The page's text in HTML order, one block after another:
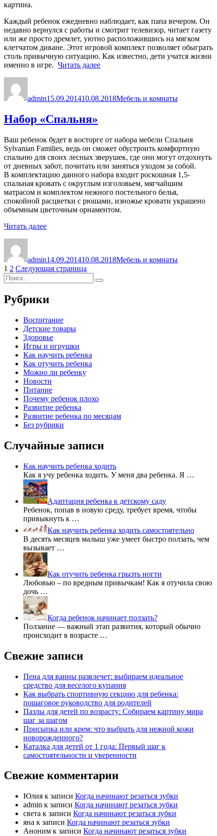
картина.
Каждый ребенок ежедневно наблюдает, как папа вечером. Он
недавно вернулся с работы и смотрит телевизор, читает газету
или же просто дремлет, уютно расположившись на мягком
клетчатом диване. Этот игровой комплект позволяет обыграть
столь привычную ситуацию. Как известно, дети учатся жизни
именно в игре. Читать далее«Папа
admin15.09.201410.08.2018Мебель и комнаты
Набор «Спальня»
Ваш ребенок будет в восторге от набора мебели Спальня
Sylvanian Families, ведь он сможет обустроить комфортную
спальню для своих лесных зверушек, где они могут отдохнуть
от дневных забот, почитать или заняться уходом за собой.
В комплектацию данного набора входит роскошная 1,5-
спальная кровать с округлым изголовьем, мягчайшим
матрасом и комплектом нежного постельного белья,
спокойной расцветки с рюшами, изножье кровати украшено
объемным цветочным орнаментом.
Читать далее«Набор
admin14.09.201410.08.2018Мебель и комнаты
Пагинация
записей
Страница
1 Страница
2 Следующая страница
Искать:
Поиск
Рубрики
Воспитание
Детские товары
Здоровье
Игры и игрушки
Как научить ребенка
Как отучить ребенка
Можно ли ребенку
Новости
Питание
Почему ребенок плохо
Развитие ребенка
Развитие ребенка по месяцам
Без рубрики
Случайные записи
Как научить ребенка ходить
Как я учу ребенка ходить. У меня два ребенка. Я …
Адаптация ребенка к детскому саду
Ребенок, попав в новую среду, требует время, чтобы
привыкнуть к …
Как научить ребенка ходить самостоятельно
В десять месяцев малыш уже умеет быстро ползать, чем
вызывает …
Как отучить ребенка грызть ногти
Любовью – по вредным привычкам! Как я отучила свою
дочь …
Когда ребенок начинает ползать?
Ползание — важный этап развития, который обычно
происходит в возрасте …
Свежие записи
Пена для ванны развлечет: выбираем идеальное
средство для веселого купания
Как выбрать спортивную секцию для ребенка:
пошаговое руководство для родителей
Пазлы для детей по возрасту: Собираем картину мира
шаг за шагом
Присыпка или крем: что выбрать для нежной кожи
новорожденного?
Каталка для детей от 1 года: Первый шаг к
самостоятельности и уверенности
Свежие комментарии
Юлия к записи Когда начинают резаться зубки
admin к записи Когда начинают резаться зубки
света к записи Когда начинают резаться зубки
яна к записи Когда начинают резаться зубки
Аноним к записи Когда начинают резаться зубки